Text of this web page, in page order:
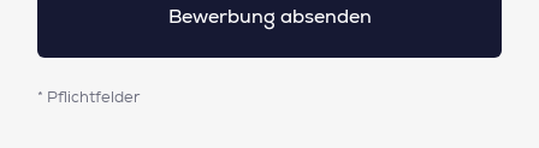
* Pflichtfelder